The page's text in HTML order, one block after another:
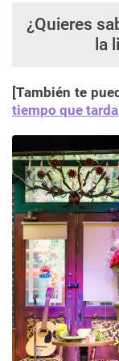
¿Quieres
la
[También te
tiempo que